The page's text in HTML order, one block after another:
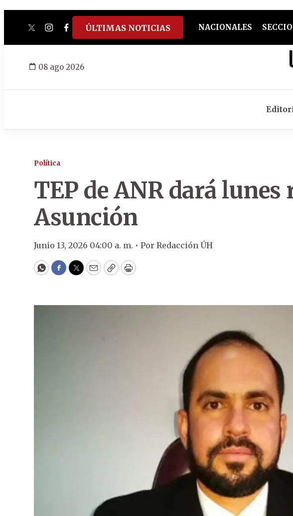
twitterinstagram
facebook
tiktokyoutube
spotify
ÚLTIMAS NOTICIAS NACIONALES
08 ago 2026
Política
TEP de ANR dará lunes
Asunción
Junio 13, 2026 04:00 a. m. • Por Redacción ÚH
WhatsApp
Facebook
Twitter
EmailCopyPrint